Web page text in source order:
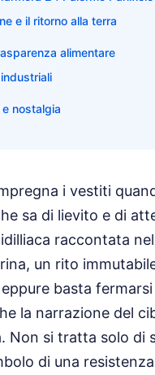
e il ritorno alla terra
alimentare
nostalgia
i vestiti
sa di lievito e di
raccontata
un rito
basta
la narrazione del
Non si tratta solo
di una